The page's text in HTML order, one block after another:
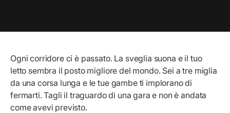
Ogni corridore ci è passato. La sveglia suona e il tuo
letto sembra il posto migliore del mondo. Sei a tre miglia
da una corsa lunga e le tue gambe ti implorano di
fermarti. Tagli il traguardo di una gara e non è andata
come avevi previsto.